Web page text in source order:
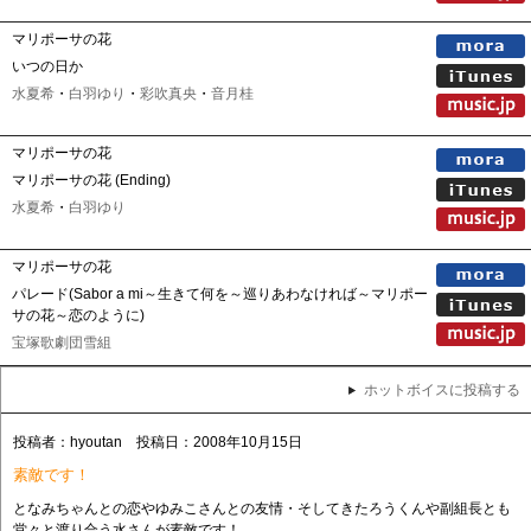
マリポーサの花
いつの日か
水夏希 ・ 白羽ゆり ・ 彩吹真央 ・ 音月桂
マリポーサの花
マリポーサの花 (Ending)
水夏希 ・ 白羽ゆり
マリポーサの花
パレード(Sabor a mi～生きて何を～巡りあわなければ～マリポー
サの花～恋のように)
宝塚歌劇団雪組
ホットボイスに投稿する
投稿者：hyoutan 投稿日：2008年10月15日
素敵です！
となみちゃんとの恋やゆみこさんとの友情・そしてきたろうくんや副組長とも